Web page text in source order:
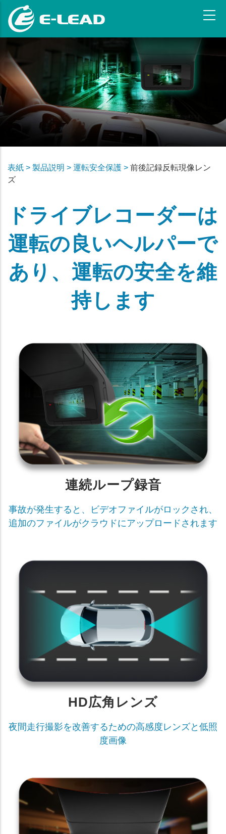
ン
ツ
に
移
表紙 > 製品説明 > 運転安全保護 > 前後記録反転現像レン
ズ
ドライブレコーダーは
運転の良いヘルパーで
あり、運転の安全を維
持します
連続ループ録音
事故が発生すると、ビデオファイルがロックされ、
追加のファイルがクラウドにアップロードされます
HD広角レンズ
夜間走行撮影を改善するための高感度レンズと低照
度画像